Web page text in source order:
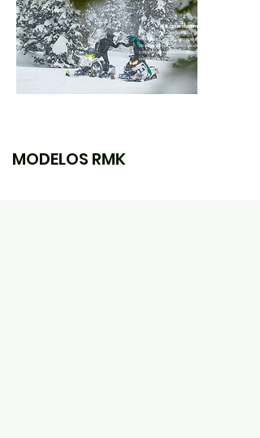
Respuesta inmediata
El mejor trineo de montaña del mundo es el
más ligero y rígido, lo que le permite responder
de inmediato. Cambios de dirección sin
esfuerzo y maniobrabilidad en todas las
condiciones.
MODELOS RMK